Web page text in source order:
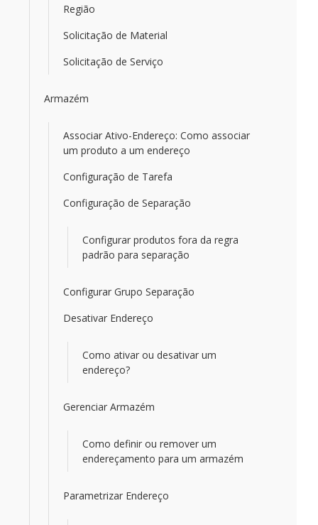
Região
Solicitação de Material
Solicitação de Serviço
Armazém
Associar Ativo-Endereço: Como associar
um produto a um endereço
Configuração de Tarefa
Configuração de Separação
Configurar produtos fora da regra
padrão para separação
Configurar Grupo Separação
Desativar Endereço
Como ativar ou desativar um
endereço?
Gerenciar Armazém
Como definir ou remover um
endereçamento para um armazém
Parametrizar Endereço